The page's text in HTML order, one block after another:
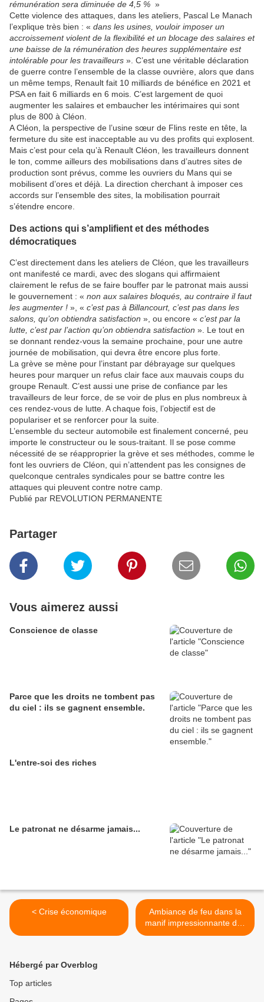
rémunération sera diminuée de 4,5 % »
Cette violence des attaques, dans les ateliers, Pascal Le Manach
l’explique très bien : « dans les usines, vouloir imposer un
accroissement violent de la flexibilité et un blocage des salaires et
une baisse de la rémunération des heures supplémentaire est
intolérable pour les travailleurs ». C’est une véritable déclaration
de guerre contre l’ensemble de la classe ouvrière, alors que dans
un même temps, Renault fait 10 milliards de bénéfice en 2021 et
PSA en fait 6 milliards en 6 mois. C’est largement de quoi
augmenter les salaires et embaucher les intérimaires qui sont
plus de 800 à Cléon.
A Cléon, la perspective de l’usine sœur de Flins reste en tête, la
fermeture du site est inacceptable au vu des profits qui explosent.
Mais c’est pour cela qu’à Renault Cléon, les travailleurs donnent
le ton, comme ailleurs des mobilisations dans d’autres sites de
production sont prévus, comme les ouvriers du Mans qui se
mobilisent d’ores et déjà. La direction cherchant à imposer ces
accords sur l’ensemble des sites, la mobilisation pourrait
s’étendre encore.
Des actions qui s’amplifient et des méthodes
démocratiques
C’est directement dans les ateliers de Cléon, que les travailleurs
ont manifesté ce mardi, avec des slogans qui affirmaient
clairement le refus de se faire bouffer par le patronat mais aussi
le gouvernement : « non aux salaires bloqués, au contraire il faut
les augmenter ! », « c’est pas à Billancourt, c’est pas dans les
salons, qu’on obtiendra satisfaction », ou encore « c’est par la
lutte, c’est par l’action qu’on obtiendra satisfaction ». Le tout en
se donnant rendez-vous la semaine prochaine, pour une autre
journée de mobilisation, qui devra être encore plus forte.
La grève se mène pour l’instant par débrayage sur quelques
heures pour marquer un refus clair face aux mauvais coups du
groupe Renault. C’est aussi une prise de confiance par les
travailleurs de leur force, de se voir de plus en plus nombreux à
ces rendez-vous de lutte. A chaque fois, l’objectif est de
populariser et se renforcer pour la suite.
L’ensemble du secteur automobile est finalement concerné, peu
importe le constructeur ou le sous-traitant. Il se pose comme
nécessité de se réapproprier la grève et ses méthodes, comme le
font les ouvriers de Cléon, qui n’attendent pas les consignes de
quelconque centrales syndicales pour se battre contre les
attaques qui pleuvent contre notre camp.
Publié par REVOLUTION PERMANENTE
Partager
Vous aimerez aussi
Conscience de classe
Parce que les droits ne tombent pas
du ciel : ils se gagnent ensemble.
L'entre-soi des riches
Le patronat ne désarme jamais...
< Crise économique
Ambiance de feu dans la
manif impressionnante des
pompiers qui défilent
Hébergé par Overblog
Top articles